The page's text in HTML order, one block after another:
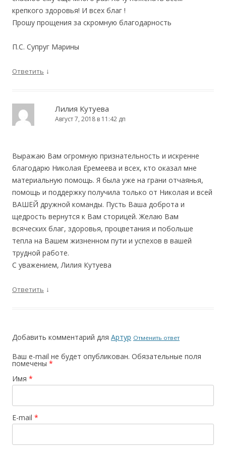
крепкого здоровья! И всех благ !
Прошу прощения за скромную благодарность
П.С. Супруг Марины
Ответить ↓
Лилия Кутуева
Август 7, 2018 в 11:42 дп
Выражаю Вам огромную признательность и искренне
благодарю Николая Еремеева и всех, кто оказал мне
материальную помощь. Я была уже на грани отчаянья,
помощь и поддержку получила только от Николая и всей
ВАШЕЙ дружной команды. Пусть Ваша доброта и
щедрость вернутся к Вам сторицей. Желаю Вам
всяческих благ, здоровья, процветания и побольше
тепла на Вашем жизненном пути и успехов в вашей
трудной работе.
С уважением, Лилия Кутуева
Ответить ↓
Добавить комментарий для Артур Отменить ответ
Ваш e-mail не будет опубликован. Обязательные поля
помечены *
Имя *
E-mail *